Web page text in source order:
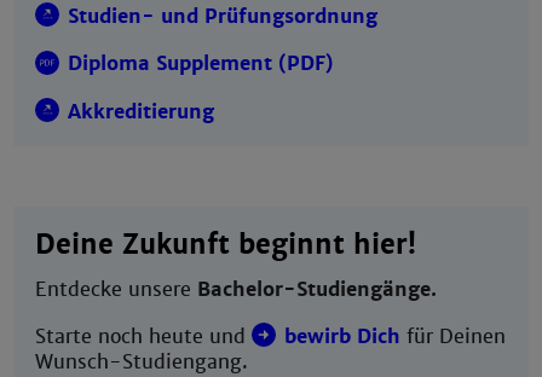
Studien- und Prüfungsordnung
Diploma Supplement (PDF)
Akkreditierung
Deine Zukunft beginnt hier!
Entdecke unsere Bachelor-Studiengänge.
Starte noch heute und
bewirb Dich für Deinen
Wunsch-Studiengang.